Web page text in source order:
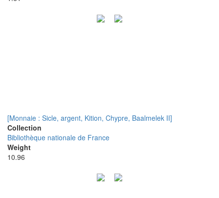
[Monnaie : Sicle, argent, Kition, Chypre, Baalmelek II]
Collection
Bibliothèque nationale de France
Weight
10.96